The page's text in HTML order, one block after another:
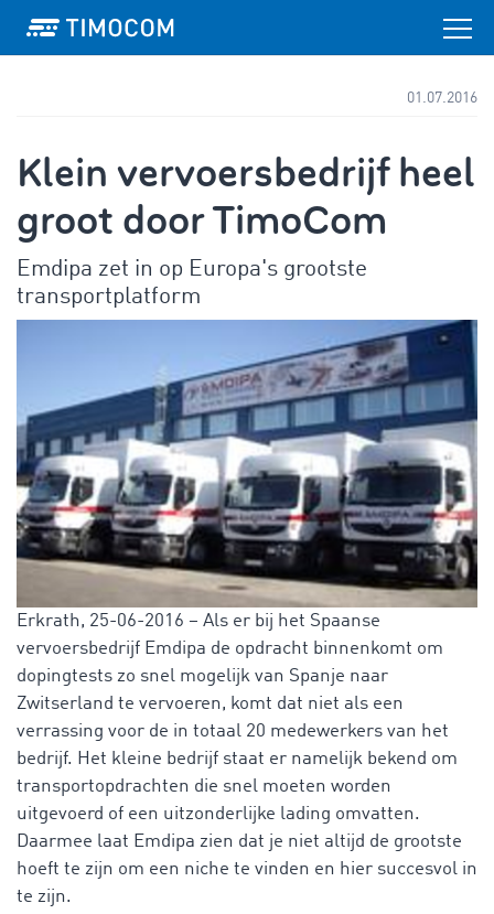
01.07.2016
Klein vervoersbedrijf heel
groot door TimoCom
Emdipa zet in op Europa's grootste
transportplatform
Erkrath, 25-06-2016 – Als er bij het Spaanse
vervoersbedrijf Emdipa de opdracht binnenkomt om
dopingtests zo snel mogelijk van Spanje naar
Zwitserland te vervoeren, komt dat niet als een
verrassing voor de in totaal 20 medewerkers van het
bedrijf. Het kleine bedrijf staat er namelijk bekend om
transportopdrachten die snel moeten worden
uitgevoerd of een uitzonderlijke lading omvatten.
Daarmee laat Emdipa zien dat je niet altijd de grootste
hoeft te zijn om een niche te vinden en hier succesvol in
te zijn.